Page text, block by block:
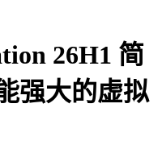
26H1 简
强大的虚拟